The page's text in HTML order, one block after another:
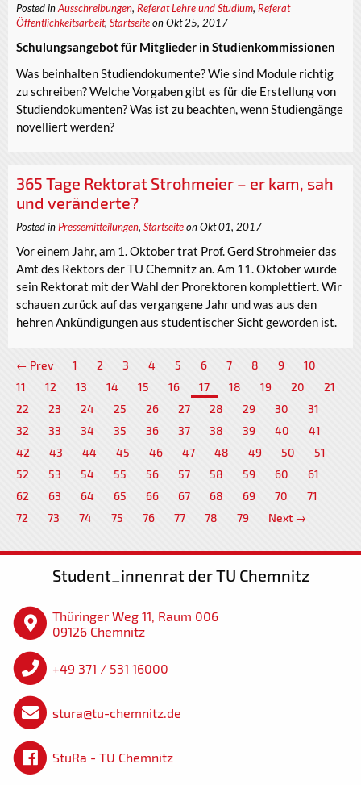
Posted inAusschreibungen, Referat Lehre und Studium, Referat
Öffentlichkeitsarbeit, Startseiteon Okt 25, 2017
Schulungsangebot für Mitglieder in Studienkommissionen
Was beinhalten Studiendokumente? Wie sind Module richtig
zu schreiben? Welche Vorgaben gibt es für die Erstellung von
Studiendokumenten? Was ist zu beachten, wenn Studiengänge
novelliert werden?
365 Tage Rektorat Strohmeier – er kam, sah
und veränderte?
Posted in Pressemitteilungen, Startseiteon Okt 01, 2017
Vor einem Jahr, am 1. Oktober trat Prof. Gerd Strohmeier das
Amt des Rektors der TU Chemnitz an. Am 11. Oktober wurde
sein Rektorat mit der Wahl der Prorektoren komplettiert. Wir
schauen zurück auf das vergangene Jahr und was aus den
hehren Ankündigungen aus studentischer Sicht geworden ist.
← Prev 1 2 3 4 5 6 7 8 9
10
11
12 13 14 15 16 17 18 19 20
21
22
23 24 25 26 27 28 29 30
31
32
33 34 35 36 37 38 39 40
41
42
43 44 45 46 47 48 49 50
51
52
53 54 55 56 57 58 59 60
61
62
63 64 65 66 67 68 69 70
71
72
73 74 75 76 77 78 79 Next →
Student_innenrat der TU Chemnitz
Thüringer Weg 11, Raum 006
09126 Chemnitz
+49 371 / 531 16000
stura@tu-chemnitz.de
StuRa - TU Chemnitz